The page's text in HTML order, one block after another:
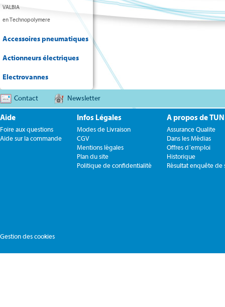
VALBIA
en Technopolymere
Accessoires pneumatiques
Actionneurs électriques
Electrovannes
Contact Newsletter
Aide
Foire aux questions
Aide sur la commande
Infos Légales
Modes de Livraison
CGV
Mentions légales
Plan du site
Politique de confidentialité
A propos de
Assurance Qualite
Dans les Médias
Offres d´emploi
Historique
Résultat enquête de
Gestion des cookies